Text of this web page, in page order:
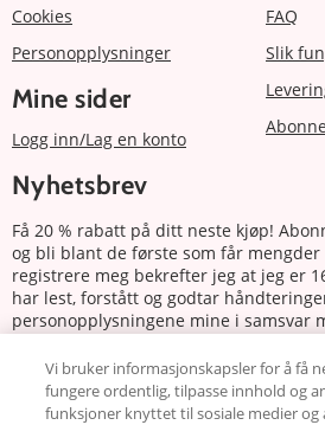
Cookies
Personopplysninger
Mine sider
Logg inn/Lag en konto
FAQ
Slik
Nyhetsbrev
Få 20 % rabatt på ditt neste kjøp!
og bli blant de første som får
registrere meg bekrefter jeg at jeg er
har lest, forstått og godtar
personopplysningene mine i samsvar
Vi bruker informasjonskapsler for å få
fungere ordentlig, tilpasse innhold og
funksjoner knyttet til sosiale medier og